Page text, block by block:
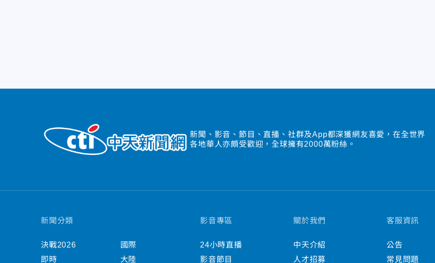
新聞、影音、節目、直播、社群及App都深獲網友喜愛，在全世界
各地華人亦頗受歡迎，全球擁有2000萬粉絲。
新聞分類
決戰2026
即時
國際
大陸
影音專區
24小時直播
影音節目
關於我們
中天介紹
人才招募
客服資訊
公告
常見問題